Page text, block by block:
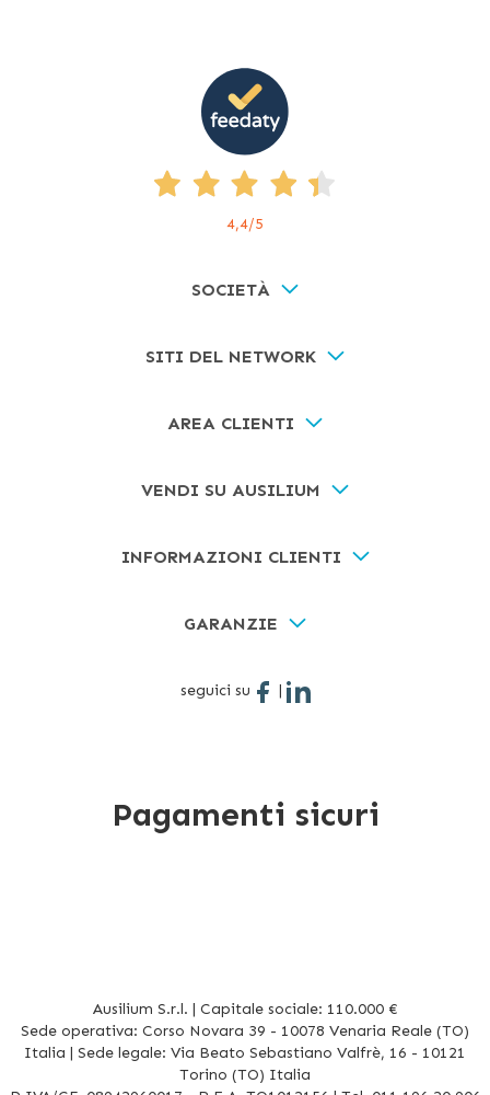
4,4/5
SOCIETÀ
SITI DEL NETWORK
AREA CLIENTI
VENDI SU AUSILIUM
INFORMAZIONI CLIENTI
GARANZIE
seguici su |
Pagamenti sicuri
Ausilium S.r.l. | Capitale sociale: 110.000 €
Sede operativa: Corso Novara 39 - 10078 Venaria Reale (TO)
Italia | Sede legale: Via Beato Sebastiano Valfrè, 16 - 10121
Torino (TO) Italia